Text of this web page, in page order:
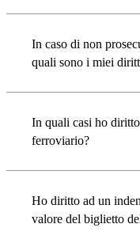
In caso di non
quali sono i miei
In quali casi ho
ferroviario?
Ho diritto ad un
valore del biglietto